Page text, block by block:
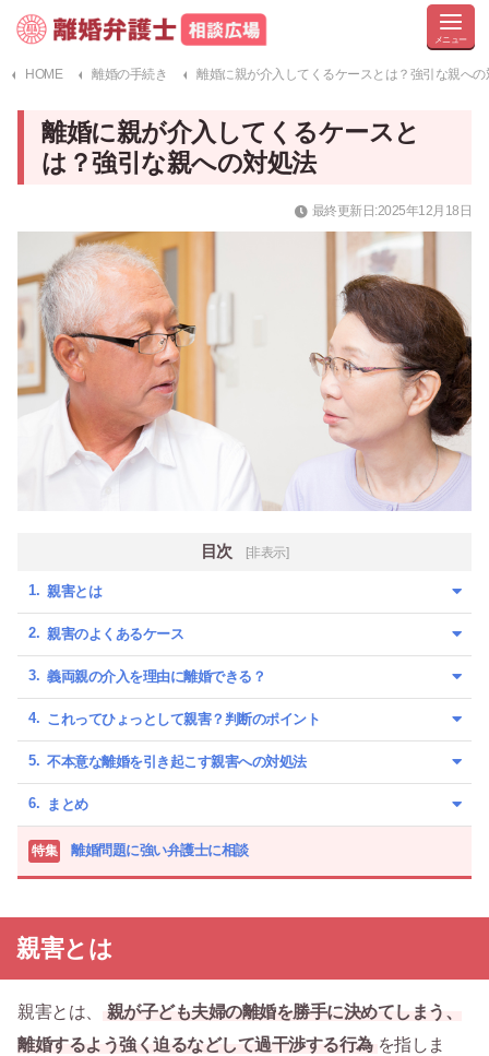
HOME 離婚の手続き 離婚に親が介入してくるケースとは？強引な親への
離婚に親が介入してくるケースと
は？強引な親への対処法
最終更新日:2025年12月18日
目次 [非表示]
親害とは
親害のよくあるケース
義両親の介入を理由に離婚できる？
これってひょっとして親害？判断のポイント
不本意な離婚を引き起こす親害への対処法
まとめ
特集 離婚問題に強い弁護士に相談
親害とは
親害とは、
親が子ども夫婦の離婚を勝手に決めてしまう、
離婚するよう強く迫るなどして過干渉する行為 を指しま